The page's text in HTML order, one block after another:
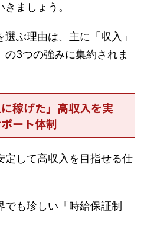
ましょう。
ぶ理由は、主に「収入」
の3つの強みに集約されま
稼げた」高収入を実
ート体制
定して高収入を目指せる仕
も珍しい「時給保証制